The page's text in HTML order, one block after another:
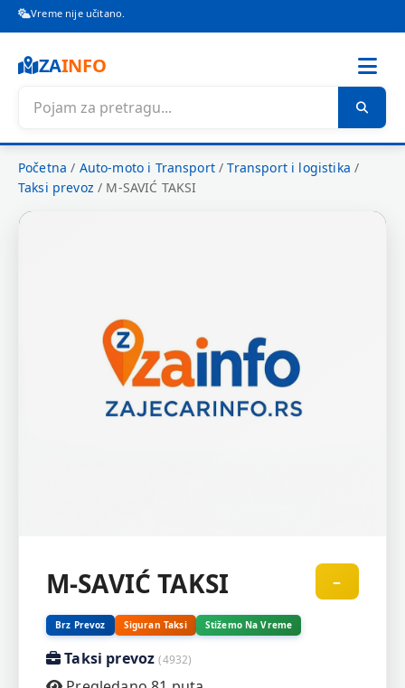
Vreme nije učitano.
ZAINFO
Početna / Auto-moto i Transport/Transport i logistika /
Taksi prevoz / M-SAVIĆ TAKSI
M-SAVIĆ TAKSI
Brz Prevoz Siguran Taksi Stižemo Na Vreme
Taksi prevoz(4932)
–